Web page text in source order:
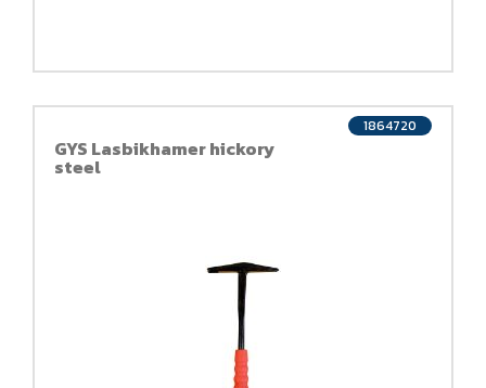
GYS Lasbikhamer hickory
steel
1864720